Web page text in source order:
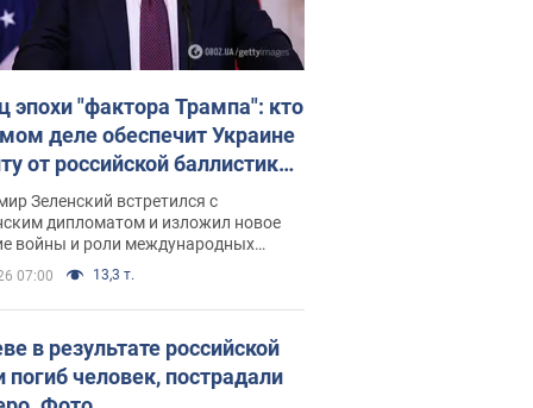
эпохи "фактора Трампа": кто
деле обеспечит Украине
от российской баллистики.
с Безсмертным
Зеленский встретился с
дипломатом и изложил новое
войны и роли международных
в борьбе с Россией
07:00 13,3 т.
в результате российской
погиб человек, пострадали